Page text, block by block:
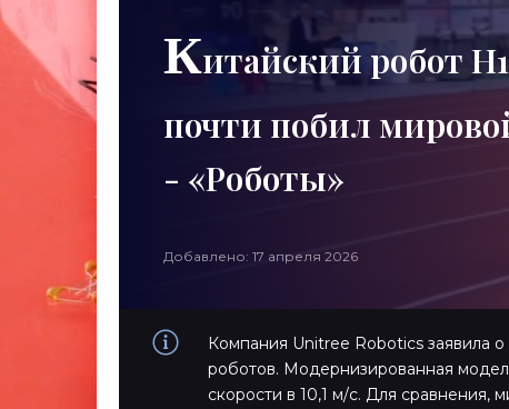
Китайский робот
почти побил
- «Роботы»
Добавлено: 17 апреля 2026
Компания Unitree Robotics заявила
роботов. Модернизированная
скорости в 10,1 м/с. Для